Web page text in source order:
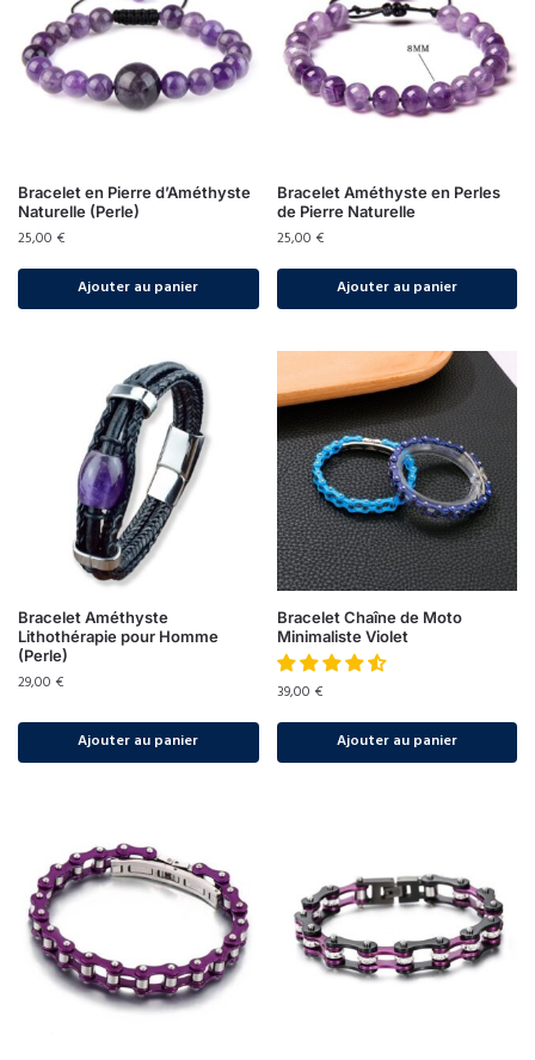
Bracelet en Pierre d’Améthyste
Naturelle (Perle)
25,00 €
Ajouter au panier
Bracelet Améthyste en Perles
de Pierre Naturelle
25,00 €
Ajouter au panier
Bracelet Améthyste
Lithothérapie pour Homme
(Perle)
29,00 €
Ajouter au panier
Bracelet Chaîne de Moto
Minimaliste Violet
39,00 €
Ajouter au panier